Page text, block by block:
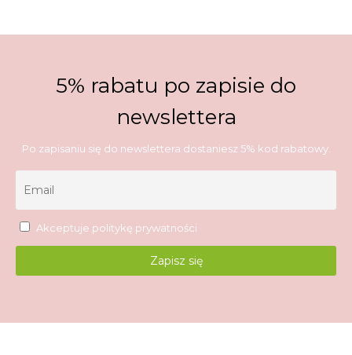
5% rabatu po zapisie do
newslettera
Po zapisaniu się do newslettera dostaniesz 5% kod rabatowy.
Akceptuje politykę prywatności